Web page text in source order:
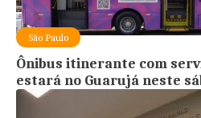
São Paulo
Ônibus itinerante com
estará no Guarujá neste